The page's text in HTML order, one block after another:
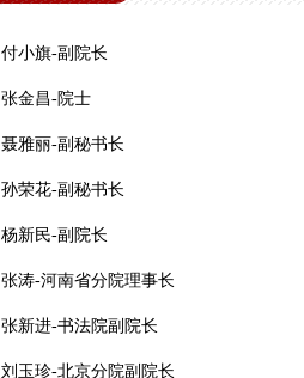
付小旗-副院长
张金昌-院士
聂雅丽-副秘书长
孙荣花-副秘书长
杨新民-副院长
张涛-河南省分院理事长
张新进-书法院副院长
刘玉珍-北京分院副院长